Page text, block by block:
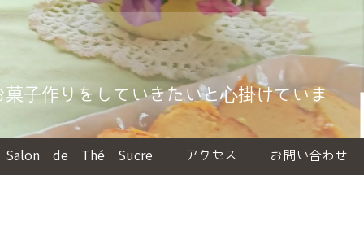
子作りをしていきたいと心掛けていま
Salon de Thé Sucre アクセス お問い合わせ